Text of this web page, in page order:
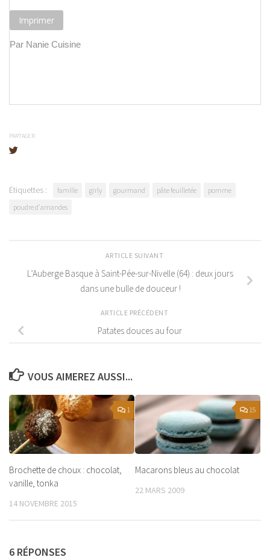
Imprimer
Par Nanie Cuisine
PARTAGER
Étiquettes : famille girly gourmand pâte feuilletée
pomme
poudre d'amandes
ARTICLE SUIVANT
L’Auberge Basque à Saint-Pée-sur-Nivelle (64) : deux jours
dans une bulle de douceur !
ARTICLE PRÉCÉDENT
Patates douces au four
VOUS AIMEREZ AUSSI...
1
Brochette de choux : chocolat,
vanille, tonka
14 NOVEMBRE 2015
15
Macarons bleus au chocolat
22 MARS 2009
6 RÉPONSES